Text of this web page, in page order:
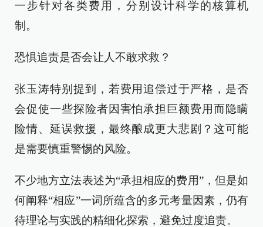
一步针对各类费用，分别设计科学的核算机
制。
恐惧追责是否会让人不敢求救？
张玉涛特别提到，若费用追偿过于严格，是否
会促使一些探险者因害怕承担巨额费用而隐瞒
险情、延误救援，最终酿成更大悲剧？这可能
是需要慎重警惕的风险。
不少地方立法表述为“承担相应的费用”，但是如
何阐释“相应”一词所蕴含的多元考量因素，仍有
待理论与实践的精细化探索，避免过度追责。